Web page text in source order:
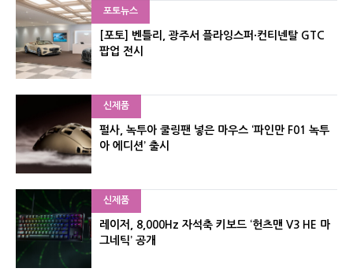
포토뉴스
[포토] 벤틀리, 광주서 플라잉스퍼·컨티넨탈 GTC
팝업 전시
신제품
펄사, 녹투아 쿨링팬 넣은 마우스 ‘파인만 F01 녹투
아 에디션’ 출시
신제품
레이저, 8,000Hz 자석축 키보드 ‘헌츠맨 V3 HE 마
그네틱’ 공개